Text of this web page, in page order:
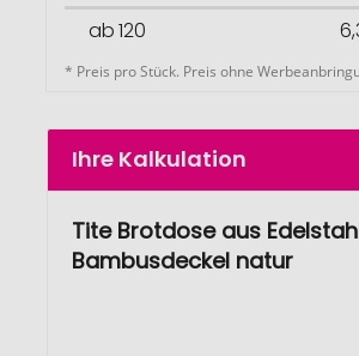
ab 120
* Preis pro Stück. Preis ohne
Ihre Kalkulation
Tite Brotdose aus
Bambusdeckel natur